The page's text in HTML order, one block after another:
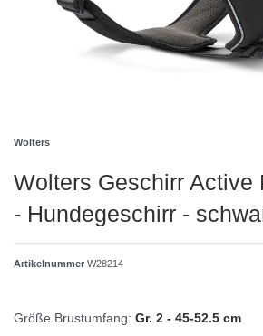
Wolters
Wolters Geschirr Active
- Hundegeschirr -
Artikelnummer W28214
Größe Brustumfang: Gr. 2 - 45-52.5 cm